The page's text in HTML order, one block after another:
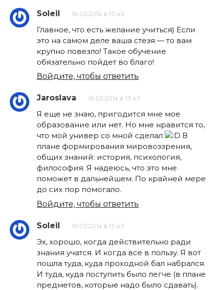
Soleil 16.05.2014 в 13:43
Главное, что есть желание учиться) Если
это на самом деле ваша стезя — то вам
крупно повезло! Такое обучение
обязательно пойдет во благо!
Войдите, чтобы ответить
Jaroslava 16.05.2014 в 13:43
Я еще не знаю, пригодится мне мое
образование или нет. Но мне нравится то,
что мой универ со мной сделал
В
плане формирования мировоззрения,
общих знаний: история, психология,
философия. Я надеюсь, что это мне
поможет в дальнейшем. По крайней мере
до сих пор помогало.
Войдите, чтобы ответить
Soleil 16.05.2014 в 13:43
Эх, хорошо, когда действительно ради
знания учатся. И когда все в пользу. Я вот
пошла туда, куда проходной бал набрался.
И туда, куда поступить было легче (в плане
предметов, которые надо было сдавать).